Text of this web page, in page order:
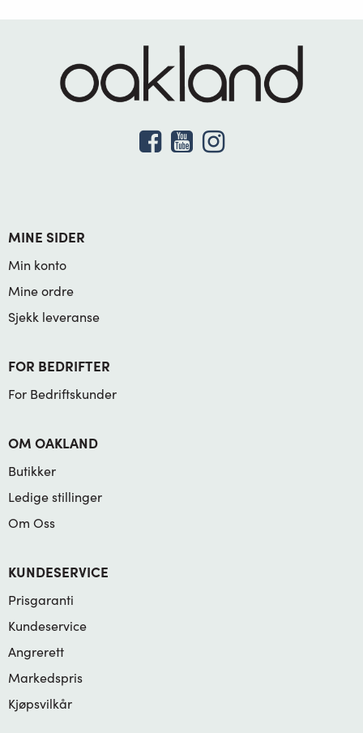
MINE SIDER
Min konto
Mine ordre
Sjekk leveranse
FOR BEDRIFTER
For Bedriftskunder
OM OAKLAND
Butikker
Ledige stillinger
Om Oss
KUNDESERVICE
Prisgaranti
Kundeservice
Angrerett
Markedspris
Kjøpsvilkår